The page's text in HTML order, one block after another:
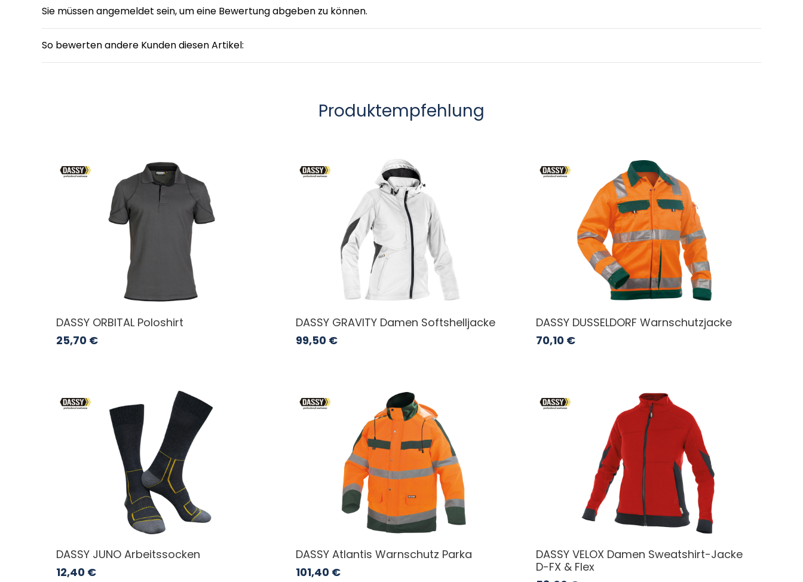
Sie müssen angemeldet sein, um eine Bewertung abgeben zu können.
So bewerten andere Kunden diesen Artikel:
Produktempfehlung
DASSY ORBITAL Poloshirt
25,70 €
DASSY GRAVITY Damen Softshelljacke
99,50 €
DASSY DUSSELDORF Warnschutzjacke
70,10€
DASSY JUNO Arbeitssocken
12,40 €
DASSY Atlantis Warnschutz Parka
101,40 €
DASSY VELOX Damen Sweatshirt-Jacke
D-FX & Flex